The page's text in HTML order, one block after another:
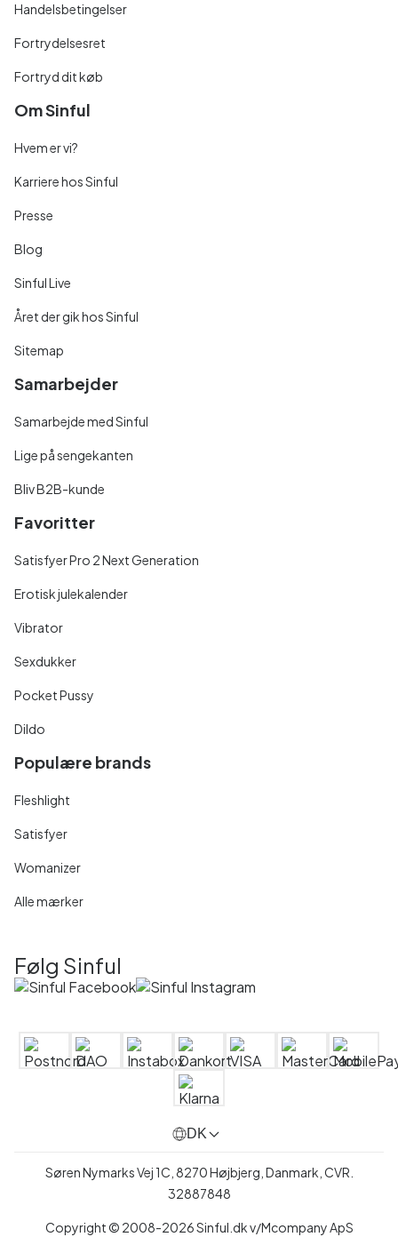
Handelsbetingelser
Fortrydelsesret
Fortryd dit køb
Om Sinful
Hvem er vi?
Karriere hos Sinful
Presse
Blog
Sinful Live
Året der gik hos Sinful
Sitemap
Samarbejder
Samarbejde med Sinful
Lige på sengekanten
Bliv B2B-kunde
Favoritter
Satisfyer Pro 2 Next Generation
Erotisk julekalender
Vibrator
Sexdukker
Pocket Pussy
Dildo
Populære brands
Fleshlight
Satisfyer
Womanizer
Alle mærker
Følg Sinful
DK
Søren Nymarks Vej 1C, 8270 Højbjerg, Danmark, CVR.
32887848
Copyright © 2008-2026 Sinful.dk v/Mcompany ApS